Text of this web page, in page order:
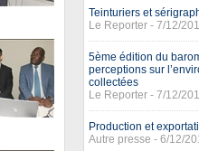
Teinturiers et
Le Reporter - 7/12/
5ème édition du
perceptions sur
collectées
Le Reporter - 7/12/
Production et
Autre presse - 6/12/